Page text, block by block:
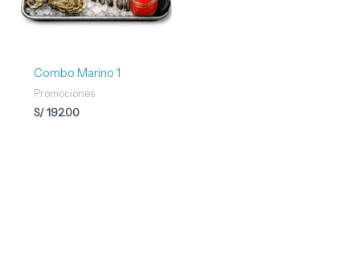
Combo Marino 1
Promociones
S/192.00